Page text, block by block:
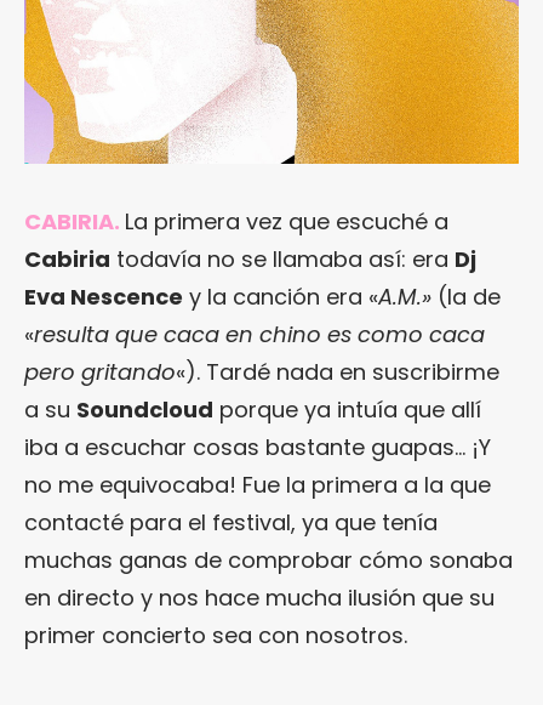
CABIRIA. La primera vez que escuché a
Cabiria todavía no se llamaba así: era Dj
Eva Nescence y la canción era «A.M.» (la de
«resulta que caca en chino es como caca
pero gritando«). Tardé nada en suscribirme
a su Soundcloud porque ya intuía que allí
iba a escuchar cosas bastante guapas… ¡Y
no me equivocaba! Fue la primera a la que
contacté para el festival, ya que tenía
muchas ganas de comprobar cómo sonaba
en directo y nos hace mucha ilusión que su
primer concierto sea con nosotros.